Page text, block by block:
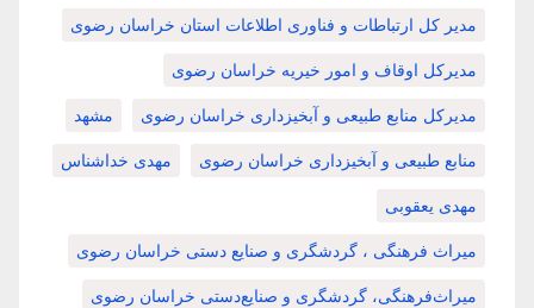
مدیر کل ارتباطات و فناوری اطلاعات استان خراسان رضوی
مدیرکل اوقاف و امور خیریه خراسان رضوی
مدیرکل منابع طبیعی و آبخیزداری خراسان رضوی مشهد
منابع طبیعی و آبخیزداری خراسان رضوی مهدی خداشناس
مهدی یعقوبی
میراث فرهنگی ، گردشگری و صنایع دستی خراسان رضوی
میراث‌فرهنگی، گردشگری و صنایع‌دستی خراسان رضوی